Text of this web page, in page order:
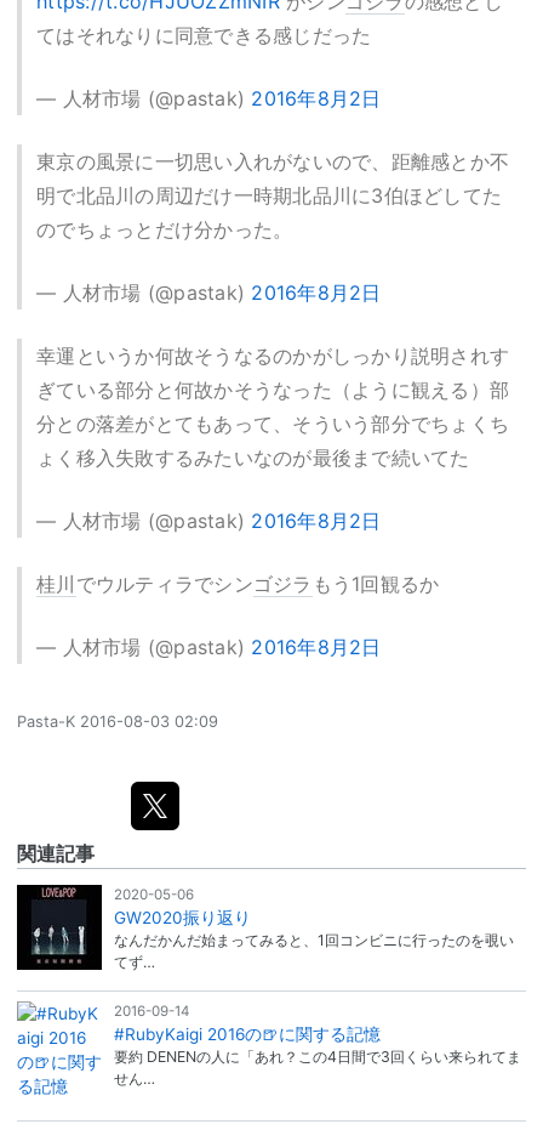
てはそれなりに同意できる感じだった
— 人材市場 (@pastak) 2016年8月2日
東京の風景に一切思い入れがないので、距離感とか不
明で北品川の周辺だけ一時期北品川に3伯ほどしてた
のでちょっとだけ分かった。
— 人材市場 (@pastak) 2016年8月2日
幸運というか何故そうなるのかがしっかり説明されす
ぎている部分と何故かそうなった（ように観える）部
分との落差がとてもあって、そういう部分でちょくち
ょく移入失敗するみたいなのが最後まで続いてた
— 人材市場 (@pastak) 2016年8月2日
桂川 でウルティラでシンゴジラ もう1回観るか
— 人材市場 (@pastak) 2016年8月2日
Pasta-K 2016-08-03 02:09
関連記事
2020-05-06
GW2020振り返り
なんだかんだ始まってみると、1回コンビニに行ったのを覗い
てず…
2016-09-14
#RubyKaigi 2016の🍺に関する記憶
要約 DENENの人に「あれ？この4日間で3回くらい来られてま
せん…